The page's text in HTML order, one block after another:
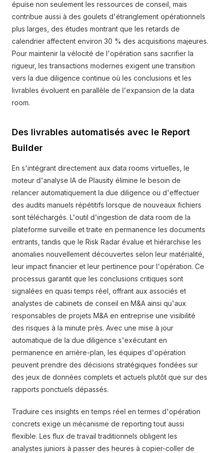
épuise non seulement les ressources de conseil, mais
contribue aussi à des goulets d'étranglement opérationnels
plus larges, des études montrant que les retards de
calendrier affectent environ 30 % des acquisitions majeures.
Pour maintenir la vélocité de l'opération sans sacrifier la
rigueur, les transactions modernes exigent une transition
vers la due diligence continue où les conclusions et les
livrables évoluent en parallèle de l'expansion de la data
room.
Des livrables automatisés avec le Report
Builder
En s'intégrant directement aux data rooms virtuelles, le
moteur d'analyse IA de Plausity élimine le besoin de
relancer automatiquement la due diligence ou d'effectuer
des audits manuels répétitifs lorsque de nouveaux fichiers
sont téléchargés. L'outil d'ingestion de data room de la
plateforme surveille et traite en permanence les documents
entrants, tandis que le Risk Radar évalue et hiérarchise les
anomalies nouvellement découvertes selon leur matérialité,
leur impact financier et leur pertinence pour l'opération. Ce
processus garantit que les conclusions critiques sont
signalées en quasi temps réel, offrant aux associés et
analystes de cabinets de conseil en M&A ainsi qu'aux
responsables de projets M&A en entreprise une visibilité
des risques à la minute près. Avec une mise à jour
automatique de la due diligence s'exécutant en
permanence en arrière-plan, les équipes d'opération
peuvent prendre des décisions stratégiques fondées sur
des jeux de données complets et actuels plutôt que sur des
rapports ponctuels dépassés.
Traduire ces insights en temps réel en termes d'opération
concrets exige un mécanisme de reporting tout aussi
flexible. Les flux de travail traditionnels obligent les
analystes juniors à passer des heures à copier-coller de